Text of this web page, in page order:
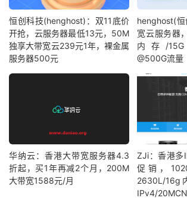
恒创科技(henghost)：双11底价
开抢，云服务器最低13元，50M
独享大带宽云239元1年，裸金属
服务器500元
henghost(
宽云服务器
内存/15G
@500G流量
华纳云：香港大带宽服务器4.3
折起，买1年再减2个月，200M
大带宽1588元/月
ZJi：香港多
促销，
2630L/16g
IPv4/